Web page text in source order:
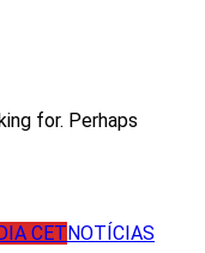
for. Perhaps
CETNOTÍCIAS